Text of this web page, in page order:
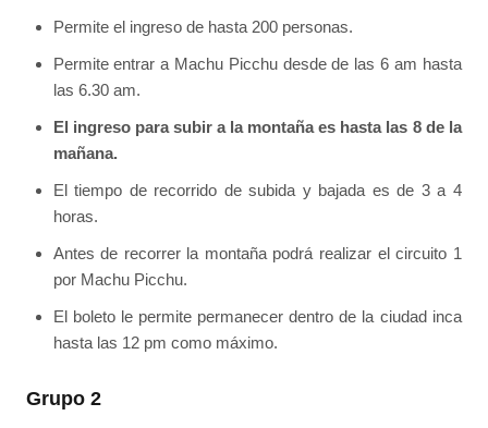
Permite el ingreso de hasta 200 personas.
Permite entrar a Machu Picchu desde de las 6 am hasta
las 6.30 am.
El ingreso para subir a la montaña es hasta las 8 de la
mañana.
El tiempo de recorrido de subida y bajada es de 3 a 4
horas.
Antes de recorrer la montaña podrá realizar el circuito 1
por Machu Picchu.
El boleto le permite permanecer dentro de la ciudad inca
hasta las 12 pm como máximo.
Grupo 2